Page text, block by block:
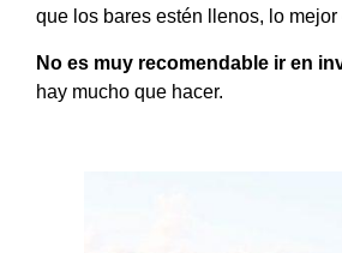
que los bares estén llenos, lo
No es muy recomendable ir en
hay mucho que hacer.